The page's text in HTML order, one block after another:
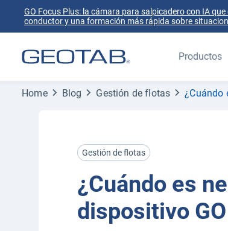
GO Focus Plus: la cámara para salpicadero con IA
conductor y una formación más rápida sobre
Productos
Home Blog Gestión de flotas ¿Cuándo
Gestión de flotas
¿Cuándo es
dispositivo GO